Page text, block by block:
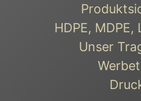
HDPE, MDPE,
Unser